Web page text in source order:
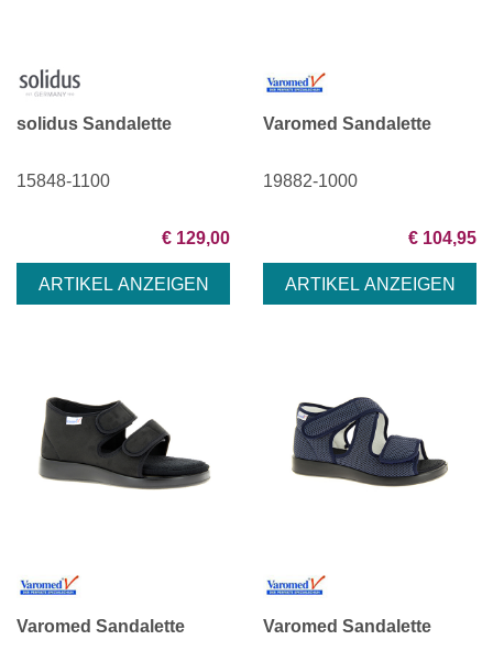
solidus Sandalette
15848-1100
€ 129,00
Varomed Sandalette
19882-1000
€ 104,95
Varomed Sandalette Varomed Sandalette